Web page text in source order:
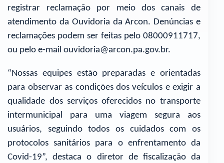
registrar reclamação por meio dos canais de
atendimento da Ouvidoria da Arcon. Denúncias e
reclamações podem ser feitas pelo 08000911717,
ou pelo e-mail ouvidoria@arcon.pa.gov.br.
“Nossas equipes estão preparadas e orientadas
para observar as condições dos veículos e exigir a
qualidade dos serviços oferecidos no transporte
intermunicipal para uma viagem segura aos
usuários, seguindo todos os cuidados com os
protocolos sanitários para o enfrentamento da
Covid-19”, destaca o diretor de fiscalização da